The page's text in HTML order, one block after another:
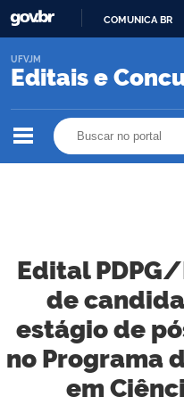
COMUNICA BR
Editais e
UFVJM
Edital PDPG/
de
estágio de
no Programa
em